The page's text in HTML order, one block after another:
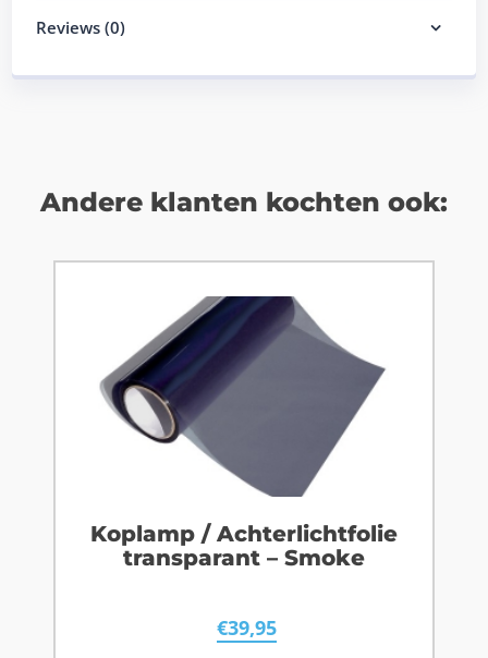
Reviews (0)
Andere klanten kochten ook:
Koplamp / Achterlichtfolie
transparant – Smoke
€39,95